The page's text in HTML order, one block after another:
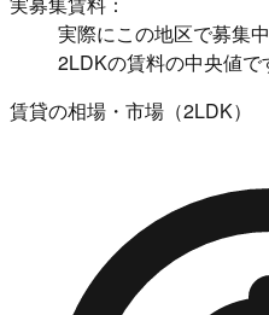
実際にこの地区で募集
2LDKの賃料の中央値で
賃貸の相場・市場（2LDK）